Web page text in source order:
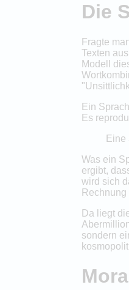
Die
Fragte
Texten
Modell
Ein
Es
Eine
Was ein
ergibt,
wird sich
Rechnung
Da liegt
sondern